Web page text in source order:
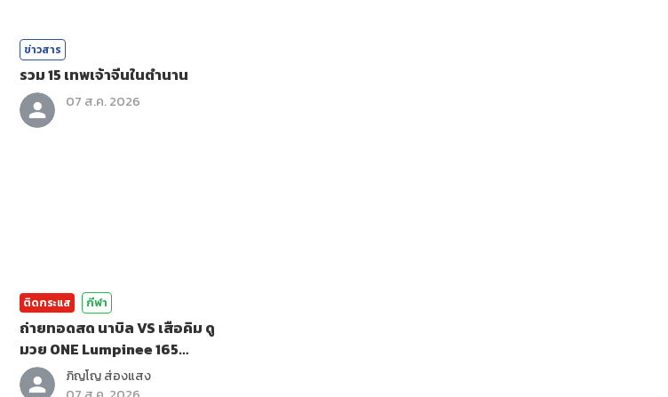
ข่าวสาร
รวม 15 เทพเจ้าจีนในตำนาน
07 ส.ค. 2026
ติดกระแส กีฬา
ถ่ายทอดสด นาบิล VS เสือคิม ดู
มวย ONE Lumpinee 165
(7ส.ค.69)ภิญโญ ส่องแสง